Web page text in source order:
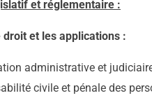
et réglementaire :
droit et les applications :
administrative et
civile et pénale des